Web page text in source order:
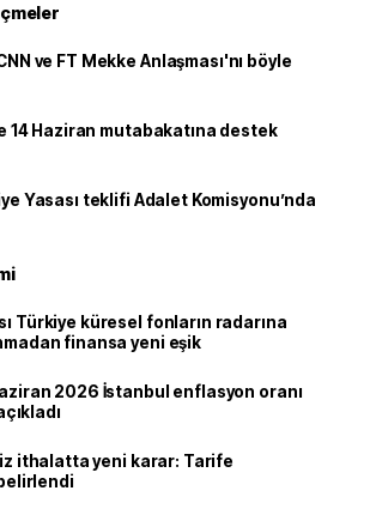
ve FT Mekke Anlaşması'nı böyle
14 Haziran mutabakatına destek
Yasası teklifi Adalet Komisyonu’nda
Türkiye küresel fonların radarına
finansa yeni eşik
2026 İstanbul enflasyon oranı
ithalatta yeni karar: Tarife